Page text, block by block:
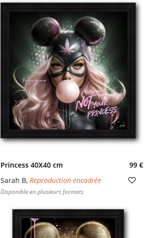
Princess 40X40 cm
99 €
Sarah B,Reproduction encadrée
Disponible en plusieurs formats